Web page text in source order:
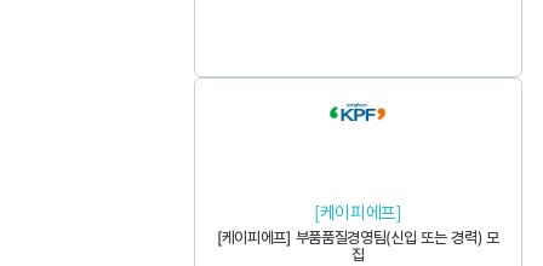
[케이피에프]
[케이피에프] 부품품질경영팀(신입 또는 경력) 모
집